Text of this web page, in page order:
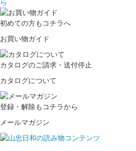
初めての方もコチラへ
お買い物ガイド
カタログのご請求・送付停止
カタログについて
登録・解除もコチラから
メールマガジン